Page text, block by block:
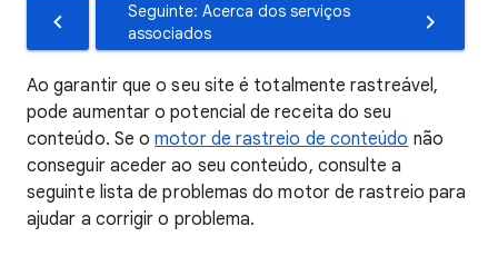
Seguinte: Acerca dos serviços
associados
Ao garantir que o seu site é totalmente rastreável,
pode aumentar o potencial de receita do seu
conteúdo. Se omotor de rastreio de conteúdo não
conseguir aceder ao seu conteúdo, consulte a
seguinte lista de problemas do motor de rastreio para
ajudar a corrigir o problema.